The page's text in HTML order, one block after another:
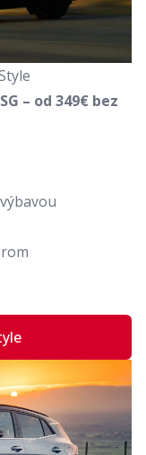
– od 349€ bez